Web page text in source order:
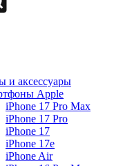
и аксессуары
Apple
iPhone 17 Pro Max
iPhone 17 Pro
iPhone 17
iPhone 17e
iPhone Air